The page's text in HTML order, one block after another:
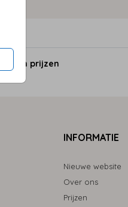
en prijzen
INFORMATIE
Nieuwe website
Over ons
Prijzen